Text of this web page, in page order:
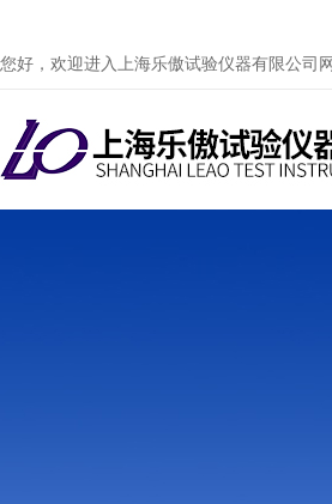
您好，欢迎进入上海乐傲试验仪器有限公司